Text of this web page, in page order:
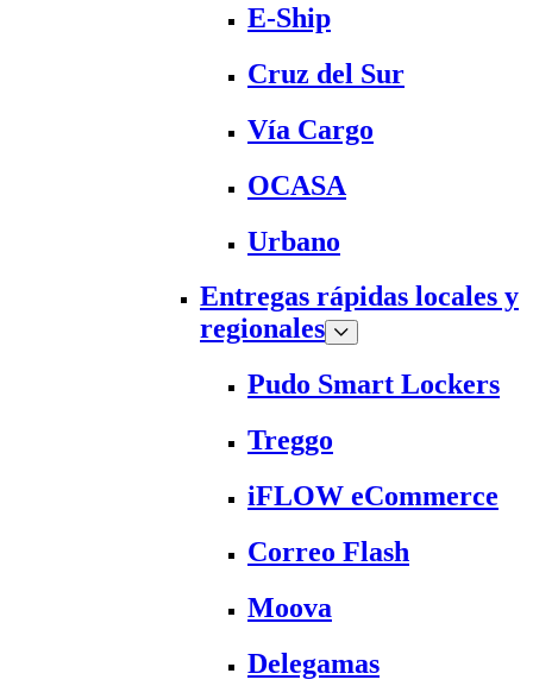
E-Ship
Cruz del Sur
Vía Cargo
OCASA
Urbano
Entregas rápidas locales y
regionales
Pudo Smart Lockers
Treggo
iFLOW eCommerce
Correo Flash
Moova
Delegamas